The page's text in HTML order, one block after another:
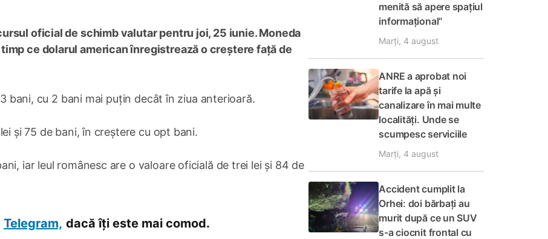
oficial de schimb valutar pentru joi, 25 iunie. Moneda
ce dolarul american înregistrează o creștere față de
bani, cu 2 bani mai puțin decât în ziua anterioară.
și 75 de bani, în creștere cu opt bani.
iar leul românesc are o valoare oficială de trei lei și 84 de
Telegram, dacă îți este mai comod.
menită să apere spațiul
informațional”
Marți, 4 august
ANRE a aprobat noi
tarife la apă și
canalizare în mai multe
localități. Unde se
scumpesc serviciile
Marți, 4 august
Accident cumplit la
Orhei: doi bărbați au
murit după ce un SUV
s-a ciocnit frontal cu